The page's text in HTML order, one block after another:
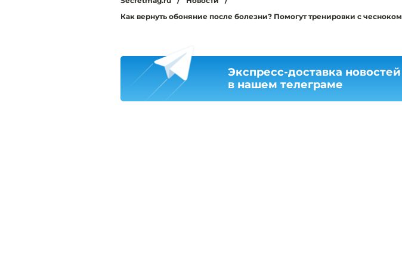
Как вернуть обоняние после болезни? Помогут тренировки с чесноком
Экспресс-доставка новостей
в нашем телеграме